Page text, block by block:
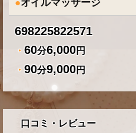
●オイルマッサージ
698225822571
・ 60分6,000円
・ 90分9,000円
口コミ・レビュー